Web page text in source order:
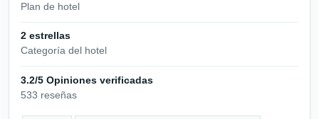
Plan de hotel
2 estrellas
Categoría del hotel
3.2/5 Opiniones verificadas
533 reseñas